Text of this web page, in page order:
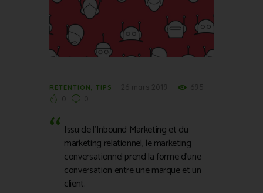
RETENTION, TIPS
Issu de l’Inbound Marketing et du
marketing relationnel, le marketing
conversationnel prend la forme d’une
conversation entre une marque et un
client.